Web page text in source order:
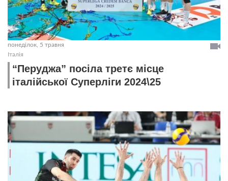
понеділок, 5 травня
Італія
“Перуджа” посіла третє місце
італійської Суперліги 2024\25